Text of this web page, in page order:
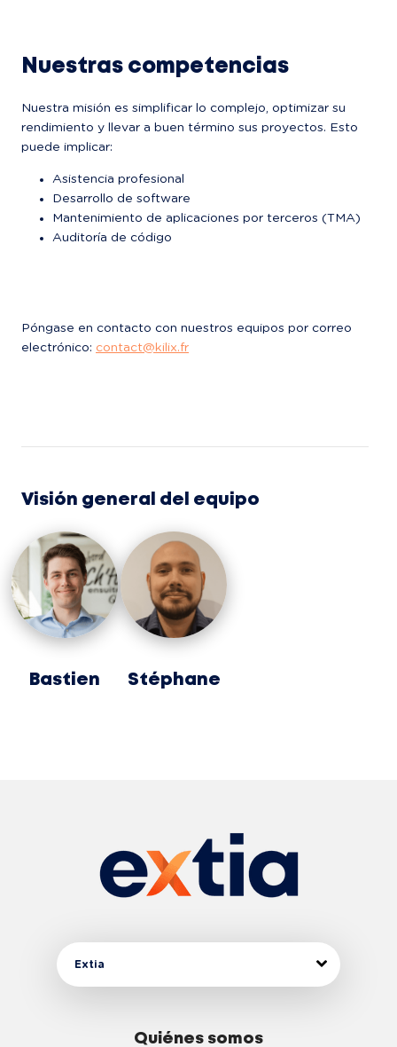
Nuestras competencias
Nuestra misión es simplificar lo complejo, optimizar su
rendimiento y llevar a buen término sus proyectos. Esto
puede implicar:
Asistencia profesional
Desarrollo de software
Mantenimiento de aplicaciones por terceros (TMA)
Auditoría de código
Póngase en contacto con nuestros equipos por correo
electrónico: contact@kilix.fr
Visión general del equipo
Bastien Stéphane
Extia
Quiénes somos